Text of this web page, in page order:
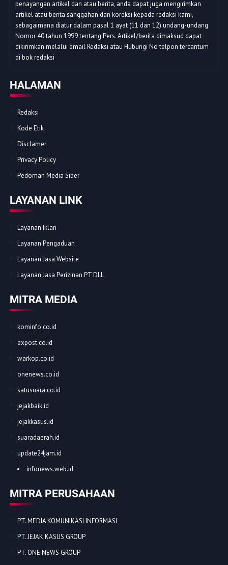
penayangan artikel dan atau berita, anda dapat juga mengirimkan
artikel atau berita sanggahan dan koreksi kepada redaksi kami,
sebagaimana diatur dalam pasal 1 ayat (11 dan 12) undang-undang
Nomor 40 tahun 1999 tentang Pers. Artikel/berita dimaksud dapat
dikirimkan melalui email Redaksi atau Hubungi No telpon tercantum
di bok redaksi
HALAMAN
Redaksi
Kode Etik
Disclamer
Privacy Policy
Pedoman Media Siber
LAYANAN LINK
Layanan Iklan
Layanan Pengaduan
Layanan Jasa Website
Layanan Jasa Perizinan PT DLL
MITRA MEDIA
kominfo.co.id
expost.co.id
warkop.co.id
onenews.co.id
satusuara.co.id
jejakbaik.id
jejakkasus.id
suaradaerah.id
update24jam.id
infonews.web.id
MITRA PERUSAHAAN
PT. MEDIA KOMUNIKASI INFORMASI
PT. JEJAK KASUS GROUP
PT. ONE NEWS GROUP